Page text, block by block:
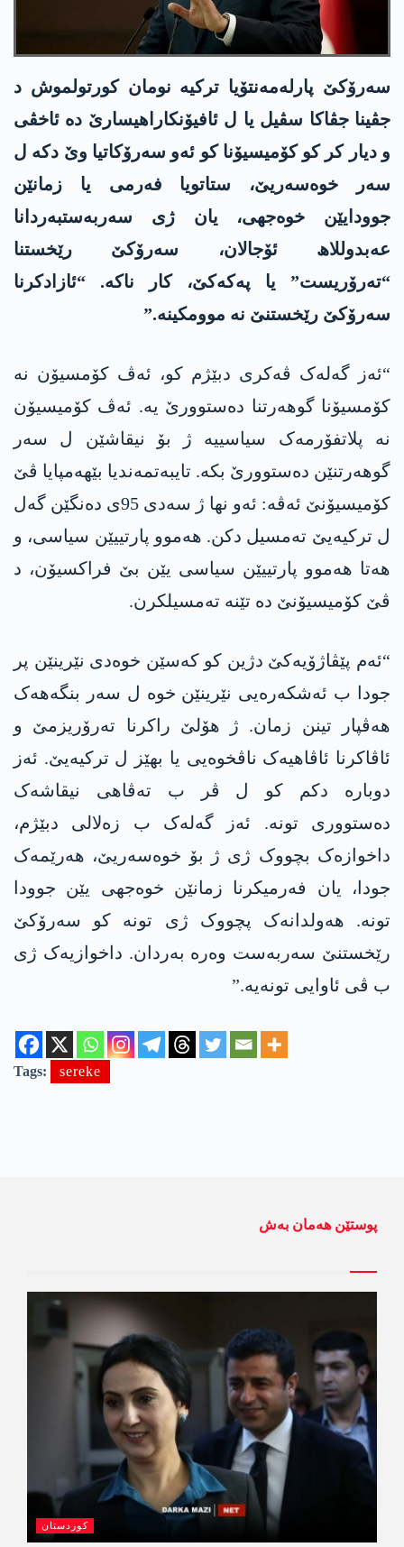
سەرۆکێ پارلەمەنتۆیا ترکیە نومان کورتولموش د
جڤینا جڤاکا سڤیل یا ل ئافیۆنکاراھیسارێ دە ئاخڤی
و دیار کر کو کۆمیسیۆنا کو ئەو سەرۆکاتیا وێ دکە ل
سەر خوەسەریێ، ستاتویا فەرمی یا زمانێن
جوودایێن خوەجھی، یان ژی سەربەستبەردانا
عەبدوللاھ ئۆجالان، سەرۆکێ رێخستنا
“تەرۆریست” یا پەکەکێ، کار ناکە. “ئازادکرنا
سەرۆکێ رێخستنێ نە موومکینە.”
“ئەز گەلەک ڤەکری دبێژم کو، ئەڤ کۆمسیۆن نە
کۆمسیۆنا گوھەرتنا دەستوورێ یە. ئەڤ کۆمیسیۆن
نە پلاتفۆرمەک سیاسییە ژ بۆ نیقاشێن ل سەر
گوھەرتنێن دەستوورێ بکە. تایبەتمەندیا بێھەمپایا ڤێ
کۆمیسیۆنێ ئەڤە: ئەو نھا ژ سەدی 95ی دەنگێن گەل
ل ترکیەیێ تەمسیل دکن. ھەموو پارتییێن سیاسی، و
ھەتا ھەموو پارتییێن سیاسی یێن بێ فراکسیۆن، د
ڤێ کۆمیسیۆنێ دە تێنە تەمسیلکرن.
“ئەم پێڤاژۆیەکێ دژین کو کەسێن خوەدی نێرینێن پر
جودا ب ئەشکەرەیی نێرینێن خوە ل سەر بنگەھەک
ھەڤپار تینن زمان. ژ ھۆلێ راکرنا تەرۆریزمێ و
ئاڤاکرنا ئاڤاھیەک ناڤخوەیی یا بھێز ل ترکیەیێ. ئەز
دوبارە دکم کو ل ڤر ب تەڤاھی نیقاشەک
دەستووری تونە. ئەز گەلەک ب زەلالی دبێژم،
داخوازەک بچووک ژی ژ بۆ خوەسەریێ، ھەرێمەک
جودا، یان فەرمیکرنا زمانێن خوەجھی یێن جوودا
تونە. ھەولدانەک پچووک ژی تونە کو سەرۆکێ
رێخستنێ سەربەست وەرە بەردان. داخوازیەک ژی
ب ڤی ئاوایی تونەیە.”
Tags: sereke
پوستێن ھەمان بەش
کوردستان